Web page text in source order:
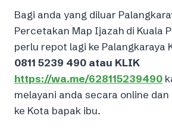
Bagi anda yang diluar
Percetakan Map Ijazah di Kuala
perlu repot lagi ke Palangkaraya
0811 5239 490 atau KLIK
https://wa.me/628115239490
melayani anda secara online
ke Kota bapak ibu.